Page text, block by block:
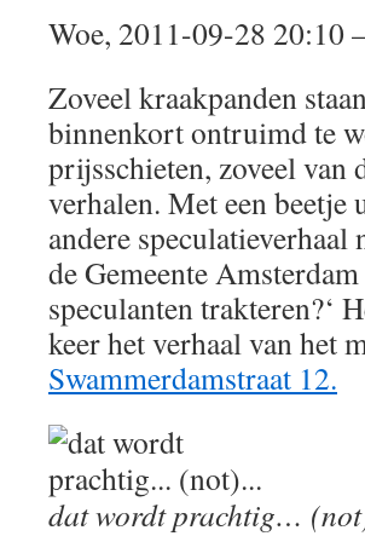
Woe, 2011-09-28 20:10
Zoveel kraakpanden
binnenkort ontruimd te
prijsschieten, zoveel van
verhalen. Met een beetje
andere speculatieverhaal
de Gemeente
speculanten trakteren?‘
keer het verhaal van het
Swammerdamstraat 12.
dat wordt prachtig…